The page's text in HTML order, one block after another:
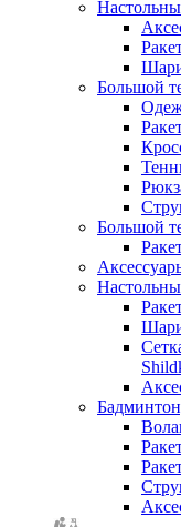
Большой
Большой